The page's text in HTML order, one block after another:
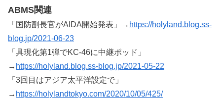
ABMS関連
「国防副長官がAIDA開始発表」→ https://holyland.blog.ss-
blog.jp/2021-06-23
「具現化第1弾でKC-46に中継ポッド」
→ https://holyland.blog.ss-blog.jp/2021-05-22
「3回目はアジア太平洋設定で」
→ https://holylandtokyo.com/2020/10/05/425/